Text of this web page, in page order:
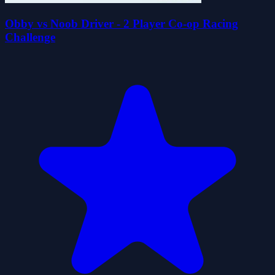
Obby vs Noob Driver - 2 Player Co-op Racing
Challenge